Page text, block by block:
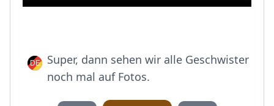
Super, dann sehen wir alle Geschwister
noch mal auf Fotos.